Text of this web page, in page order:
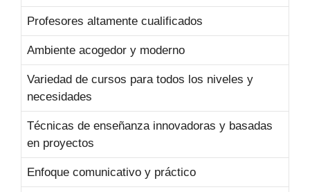
Profesores altamente cualificados
Ambiente acogedor y moderno
Variedad de cursos para todos los niveles y
necesidades
Técnicas de enseñanza innovadoras y basadas
en proyectos
Enfoque comunicativo y práctico